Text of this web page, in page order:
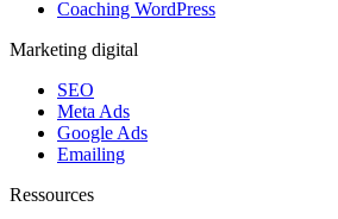
Coaching WordPress
Marketing digital
SEO
Meta Ads
Google Ads
Emailing
Ressources